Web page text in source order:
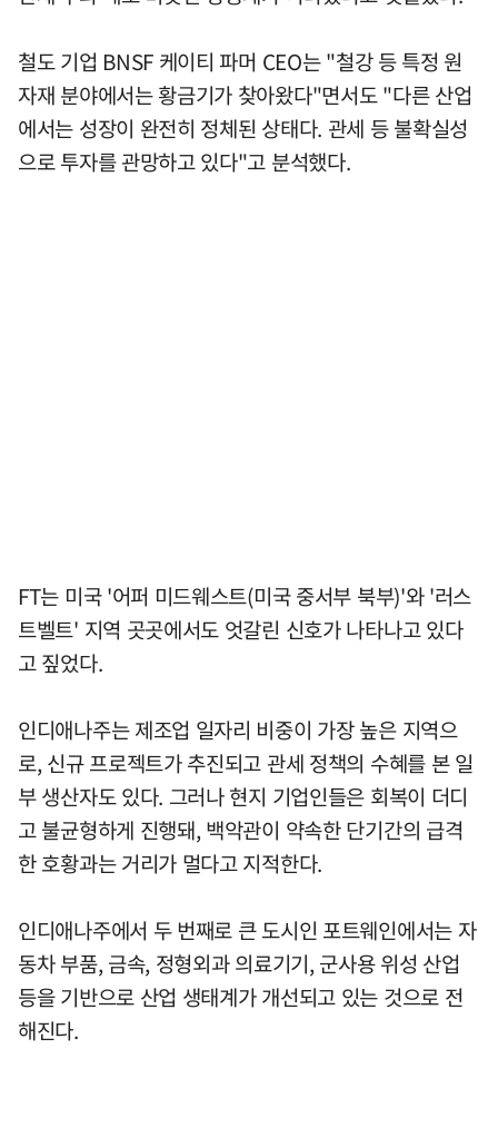
철도 기업 BNSF 케이티 파머 CEO는 "철강 등 특정 원
자재 분야에서는 황금기가 찾아왔다"면서도 "다른 산업
에서는 성장이 완전히 정체된 상태다. 관세 등 불확실성
으로 투자를 관망하고 있다"고 분석했다.
FT는 미국 '어퍼 미드웨스트(미국 중서부 북부)'와 '러스
트벨트' 지역 곳곳에서도 엇갈린 신호가 나타나고 있다
고 짚었다.
인디애나주는 제조업 일자리 비중이 가장 높은 지역으
로, 신규 프로젝트가 추진되고 관세 정책의 수혜를 본 일
부 생산자도 있다. 그러나 현지 기업인들은 회복이 더디
고 불균형하게 진행돼, 백악관이 약속한 단기간의 급격
한 호황과는 거리가 멀다고 지적한다.
인디애나주에서 두 번째로 큰 도시인 포트웨인에서는 자
동차 부품, 금속, 정형외과 의료기기, 군사용 위성 산업
등을 기반으로 산업 생태계가 개선되고 있는 것으로 전
해진다.